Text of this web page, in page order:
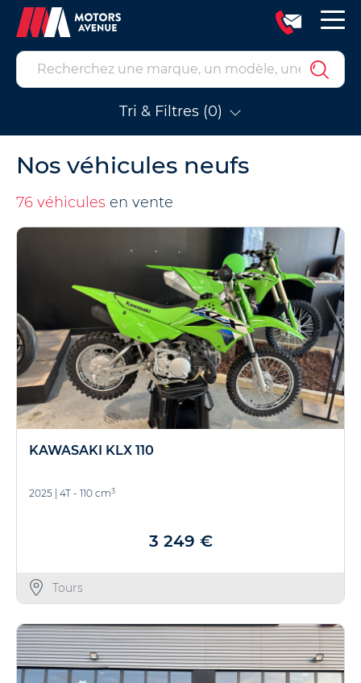
Tri & Filtres (0)
Nos véhicules neufs
76 véhicules en vente
KAWASAKI KLX 110
2025 4T - 110 cm3
3 249 €
Tours